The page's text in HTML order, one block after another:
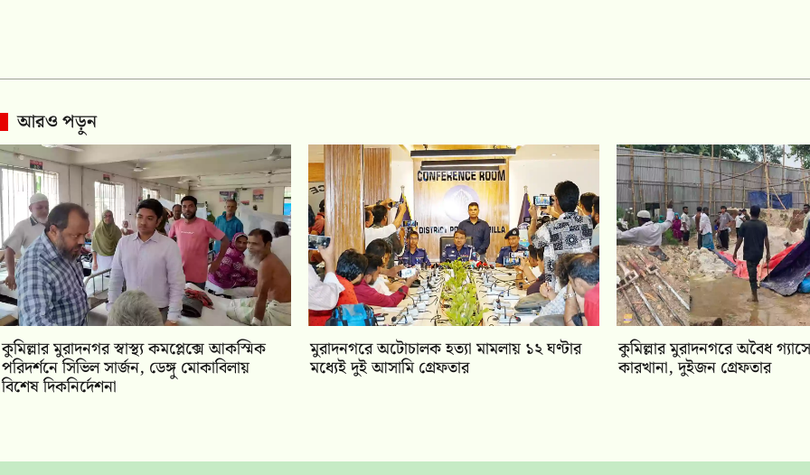
আরও পড়ুন
কুমিল্লার মুরাদনগর স্বাস্থ্য কমপ্লেক্সে আকস্মিক
পরিদর্শনে সিভিল সার্জন, ডেঙ্গু মোকাবিলায়
বিশেষ দিকনির্দেশনা
মুরাদনগরে অটোচালক হত্যা মামলায় ১২ ঘণ্টার
মধ্যেই দুই আসামি গ্রেফতার
কুমিল্লার মুরাদনগরে অবৈধ
কারখানা, দুইজন গ্রেফতার